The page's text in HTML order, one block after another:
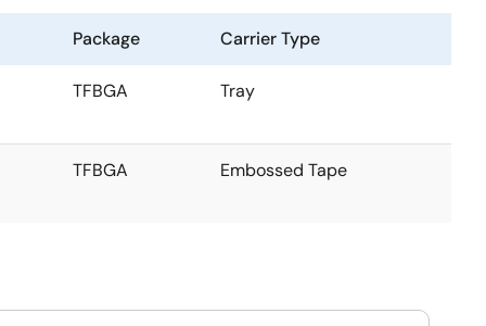
Package Carrier Type
TFBGA Tray
TFBGA Embossed Tape